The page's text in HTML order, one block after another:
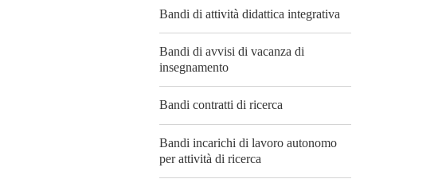
Bandi di attività didattica integrativa
Bandi di avvisi di vacanza di
insegnamento
Bandi contratti di ricerca
Bandi incarichi di lavoro autonomo
per attività di ricerca